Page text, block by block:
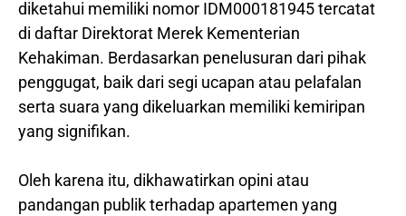
diketahui memiliki nomor IDM000181945 tercatat
di daftar Direktorat Merek Kementerian
Kehakiman. Berdasarkan penelusuran dari pihak
penggugat, baik dari segi ucapan atau pelafalan
serta suara yang dikeluarkan memiliki kemiripan
yang signifikan.
Oleh karena itu, dikhawatirkan opini atau
pandangan publik terhadap apartemen yang